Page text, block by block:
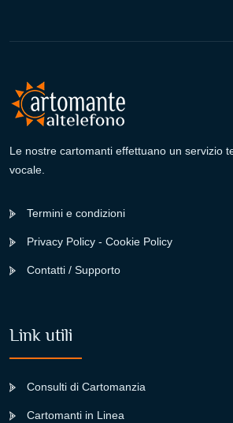
Le nostre cartomanti effettuano un servizio
vocale.
Termini e condizioni
Privacy Policy - Cookie Policy
Contatti / Supporto
Link utili
Consulti di Cartomanzia
Cartomanti in Linea